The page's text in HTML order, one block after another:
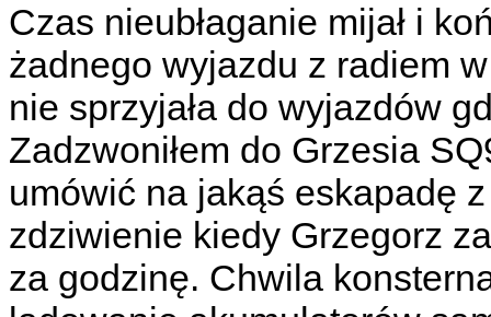
Czas nieubłaganie mijał i
żadnego wyjazdu z radiem
nie sprzyjała do wyjazdów
Zadzwoniłem do Grzesia
umówić na jakąś eskapadę
zdziwienie kiedy Grzegorz
za godzinę. Chwila